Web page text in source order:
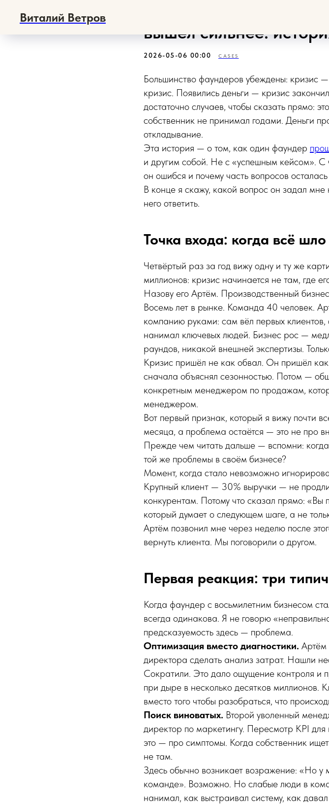
Виталий Ветров
Как собственник
вышел сильнее:
2026-05-06 00:00 CASES
Большинство фаундеров убеждены: кризис
кризис. Появились деньги — кризис
достаточно случаев, чтобы сказать прямо:
собственник не принимал годами. Деньги
откладывание.
Эта история — о том, как один фаундер
и другим собой. Не с «успешным кейсом». С
он ошибся и почему часть вопросов
В конце я скажу, какой вопрос он задал
него ответить.
Точка входа: когда всё
Четвёртый раз за год вижу одну и ту же
миллионов: кризис начинается не там, где
Назову его Артём. Производственный
Восемь лет в рынке. Команда 40 человек.
компанию руками: сам вёл первых
нанимал ключевых людей. Бизнес рос —
раундов, никакой внешней экспертизы.
Кризис пришёл не как обвал. Он пришёл
сначала объяснял сезонностью. Потом —
конкретным менеджером по продажам,
менеджером.
Вот первый признак, который я вижу почти
месяца, а проблема остаётся — это не про
Прежде чем читать дальше — вспомни:
той же проблемы в своём бизнесе?
Момент, когда стало невозможно
Крупный клиент — 30% выручки — не
конкурентам. Потому что сказал прямо:
который думает о следующем шаге, а не
Артём позвонил мне через неделю после
вернуть клиента. Мы поговорили о другом.
Первая реакция: три
Когда фаундер с восьмилетним бизнесом
всегда одинакова. Я не говорю
предсказуемость здесь — проблема.
Оптимизация вместо диагностики. Артём
директора сделать анализ затрат. Нашли
Сократили. Это дало ощущение контроля и
при дыре в несколько десятков миллионов.
вместо того чтобы разобраться, что
Поиск виноватых. Второй уволенный
директор по маркетингу. Пересмотр KPI
это — про симптомы. Когда собственник
не там.
Здесь обычно возникает возражение: «Но у
команде». Возможно. Но слабые люди в
нанимал, как выстраивал систему, как